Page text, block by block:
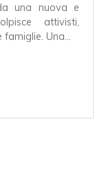
una nuova e
attivisti,
Una...